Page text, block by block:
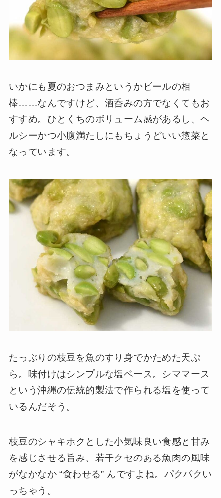
いかにも夏のおつまみというかビールの相
棒……なんですけど、酒呑みの方でなくてもお
すすめ。ひとくちのボリューム感があるし、ヘ
ルシーかつ小腹満たしにもちょうどいい惣菜と
なっています。
たっぷりの枝豆を魚のすり身でかためた天ぷ
ら。味付けはシンプルな塩ベース。シママース
という沖縄の伝統的製法で作られる塩を使って
いるんだそう。
枝豆のシャキホクとした小気味良い食感と甘み
を感じさせる旨み、若干クセのある魚肉の風味
がなかなか “食わせる” んですよね。パクパクい
っちゃう。